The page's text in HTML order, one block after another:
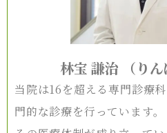
林宝 謙治 （りん
当院は16を超える専門診療
門的な診療を行っています。